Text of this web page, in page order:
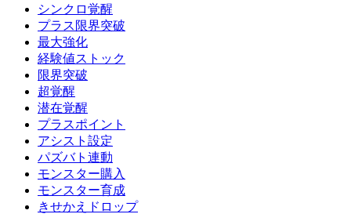
シンクロ覚醒
プラス限界突破
最大強化
経験値ストック
限界突破
超覚醒
潜在覚醒
プラスポイント
アシスト設定
パズバト連動
モンスター購入
モンスター育成
きせかえドロップ